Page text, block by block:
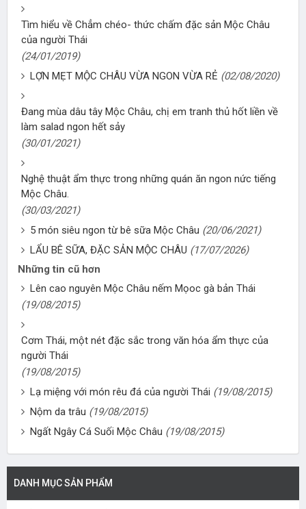
Tìm hiểu về Chẳm chéo- thức chấm đặc sản Mộc Châu
của người Thái
(24/01/2019)
LỢN MẸT MỘC CHÂU VỪA NGON VỪA RẺ (02/08/2020)
Đang mùa dâu tây Mộc Châu, chị em tranh thủ hốt liền về
làm salad ngon hết sảy
(30/01/2021)
Nghệ thuật ẩm thực trong những quán ăn ngon nức tiếng
Mộc Châu.
(30/03/2021)
5 món siêu ngon từ bê sữa Mộc Châu (20/06/2021)
LẨU BÊ SỮA, ĐẶC SẢN MỘC CHÂU (17/07/2026)
Những tin cũ hơn
Lên cao nguyên Mộc Châu nếm Mọoc gà bản Thái
(19/08/2015)
Cơm Thái, một nét đặc sắc trong văn hóa ẩm thực của
người Thái
(19/08/2015)
Lạ miệng với món rêu đá của người Thái (19/08/2015)
Nộm da trâu (19/08/2015)
Ngất Ngây Cá Suối Mộc Châu (19/08/2015)
DANH MỤC SẢN PHẨM